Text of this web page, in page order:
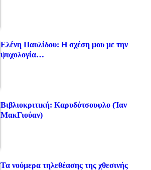
Ελένη Παυλίδου: Η σχέση μου με την
ψυχολογία…
Βιβλιοκριτική: Καρυδότσουφλο (Ίαν
ΜακΓιούαν)
Τα νούμερα τηλεθέασης της χθεσινής